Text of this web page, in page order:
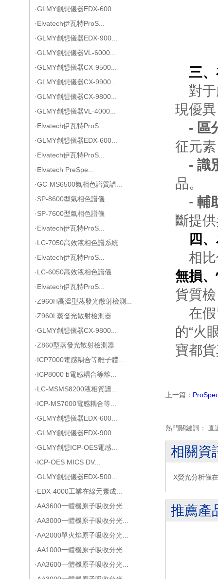
·GLMY創想儀器EDX-600...
·Elvatech伊瓦特ProS...
·GLMY創想儀器EDX-900...
·GLMY創想儀器VL-6000...
·GLMY創想儀器CX-9500...
·GLMY創想儀器CX-9900...
·GLMY創想儀器CX-9800...
·GLMY創想儀器VL-4000...
·Elvatech伊瓦特ProS...
·GLMY創想儀器EDX-600...
·Elvatech伊瓦特ProS...
·Elvatech PreSpe...
·GC-MS6500氣相色譜質譜...
·SP-8600型氣相色譜儀
·SP-7600型氣相色譜儀
·Elvatech伊瓦特ProS...
·LC-7050高效液相色譜系統
·Elvatech伊瓦特ProS...
·LC-6050高效液相色譜儀
·Elvatech伊瓦特ProS...
·Z960H高溫型蒸發光散射檢測...
·Z960L蒸發光散射檢測器
·GLMY創想儀器CX-9800...
·Z860型蒸發光散射檢測器
·ICP7000電感耦合等離子體...
·ICP8000 b電感耦合等離...
·LC-MSMS8200液相質譜...
·ICP-MS7000電感耦合等...
·GLMY創想儀器EDX-600...
·GLMY創想儀器EDX-900...
·GLMY創想ICP-OES電感...
·ICP-OES MICS DV...
·GLMY創想儀器EDX-500...
·EDX-4000工業在線元素成...
·AA3600一體機原子吸收分光...
·AA3000一體機原子吸收分光...
·AA2000單火焰原子吸收分光...
·AA1000一體機原子吸收分光...
·AA3600一體機原子吸收分光...
三
對
現優
- 區
征元
- 識
品。
- 輔
斷提
四
相
無損
貨質
在
的“火
寶都
上一篇：
熱門關鍵詞： 直
相關資
X熒光分析儀
推薦產